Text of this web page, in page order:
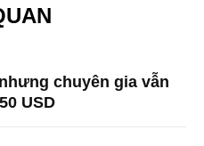
chuyên gia vẫn
USD